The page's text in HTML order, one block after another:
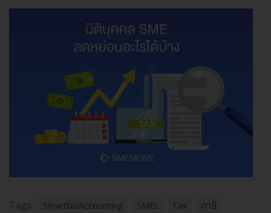
Tags : SmartbizAccounting SMEs Tax ภาษี